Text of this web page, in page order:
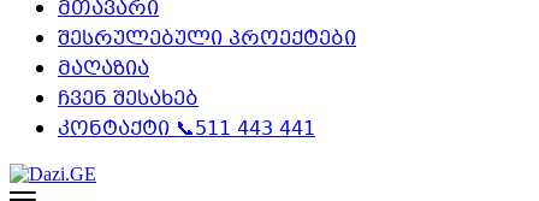
მთავარი
შესრულებული პროექტები
მაღაზია
ჩვენ შესახებ
კონტაქტი 📞511 443 441